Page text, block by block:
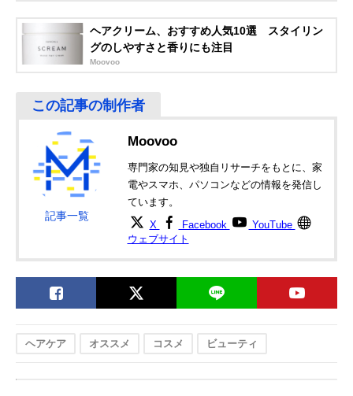
ヘアクリーム、おすすめ人気10選 スタイリン
グのしやすさと香りにも注目
Moovoo
記事一覧
Moovoo
専門家の知見や独自リサーチをもとに、家
電やスマホ、パソコンなどの情報を発信し
ています。
X Facebook
YouTube
ウェブサイト
ヘアケア オススメ コスメ ビューティ